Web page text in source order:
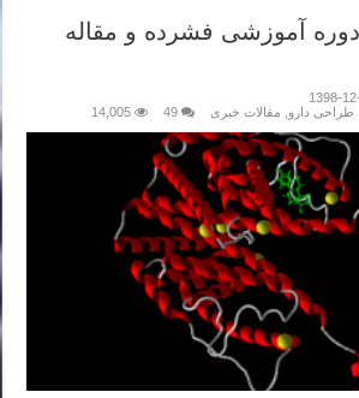
آموزشی فشرده و مقاله
1398-
طراحی دارو مقالات خبری 49
14,005